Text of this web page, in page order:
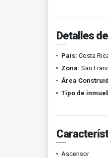
Detalles
País: Costa
Zona: San
Área
Tipo de
Ascensor